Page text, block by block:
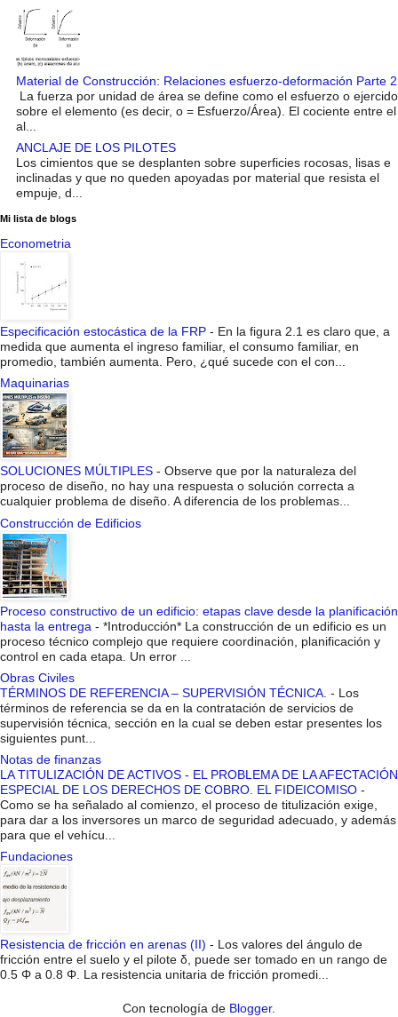
Material de Construcción: Relaciones esfuerzo-deformación Parte 2
La fuerza por unidad de área se define como el esfuerzo o ejercido
sobre el elemento (es decir, o = Esfuerzo/Área). El cociente entre el
al...
ANCLAJE DE LOS PILOTES
Los cimientos que se desplanten sobre superficies rocosas, lisas e
inclinadas y que no queden apoyadas por material que resista el
empuje, d...
Mi lista de blogs
Econometria
Especificación estocástica de la FRP - En la figura 2.1 es claro que, a
medida que aumenta el ingreso familiar, el consumo familiar, en
promedio, también aumenta. Pero, ¿qué sucede con el con...
Maquinarias
SOLUCIONES MÚLTIPLES - Observe que por la naturaleza del
proceso de diseño, no hay una respuesta o solución correcta a
cualquier problema de diseño. A diferencia de los problemas...
Construcción de Edificios
Proceso constructivo de un edificio: etapas clave desde la planificación
hasta la entrega - *Introducción* La construcción de un edificio es un
proceso técnico complejo que requiere coordinación, planificación y
control en cada etapa. Un error ...
Obras Civiles
TÉRMINOS DE REFERENCIA – SUPERVISIÓN TÉCNICA. - Los
términos de referencia se da en la contratación de servicios de
supervisión técnica, sección en la cual se deben estar presentes los
siguientes punt...
Notas de finanzas
LA TITULIZACIÓN DE ACTIVOS - EL PROBLEMA DE LA AFECTACIÓN
ESPECIAL DE LOS DERECHOS DE COBRO. EL FIDEICOMISO -
Como se ha señalado al comienzo, el proceso de titulización exige,
para dar a los inversores un marco de seguridad adecuado, y además
para que el vehícu...
Fundaciones
Resistencia de fricción en arenas (II) - Los valores del ángulo de
fricción entre el suelo y el pilote δ, puede ser tomado en un rango de
0.5 Φ a 0.8 Φ. La resistencia unitaria de fricción promedi...
Con tecnología de Blogger.